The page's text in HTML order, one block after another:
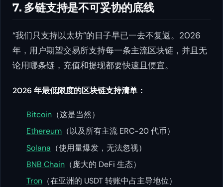
7. 多链支持是不可妥协的底线
“我们只支持以太坊”的日子早已一去不复返。2026
年，用户期望交易所支持每一条主流区块链，并且无
论用哪条链，充值和提现都要快速且便宜。
2026 年最低限度的区块链支持清单：
Bitcoin （这是当然）
Ethereum （以及所有主流 ERC-20 代币）
Solana （使用量爆发，无法忽视）
BNB Chain （庞大的 DeFi 生态）
Tron （在亚洲的 USDT 转账中占主导地位）